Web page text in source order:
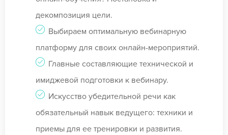
декомпозиция цели.
Выбираем оптимальную вебинарную
платформу для своих онлайн-мероприятий.
Главные составляющие технической и
имиджевой подготовки к вебинару.
Искусство убедительной речи как
обязательный навык ведущего: техники и
приемы для ее тренировки и развития.